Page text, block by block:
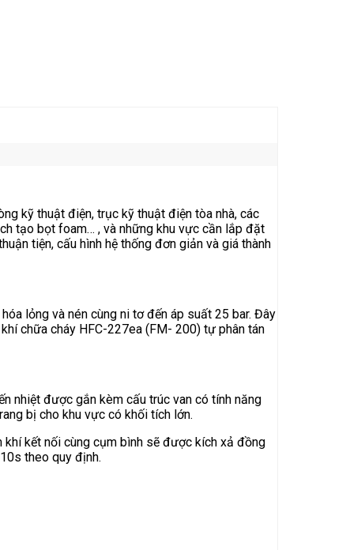
kỹ thuật điện, trục kỹ thuật điện tòa nhà, các
tạo bọt foam… , và những khu vực cần lắp đặt
tiện, cấu hình hệ thống đơn giản và giá thành
lỏng và nén cùng ni tơ đến áp suất 25 bar. Đây
chữa cháy HFC-227ea (FM- 200) tự phân tán
nhiệt được gắn kèm cấu trúc van có tính năng
bị cho khu vực có khối tích lớn.
kết nối cùng cụm bình sẽ được kích xả đồng
theo quy định.